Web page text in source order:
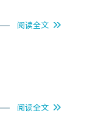
阅读全文
阅读全文